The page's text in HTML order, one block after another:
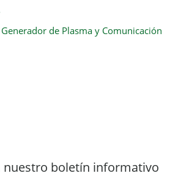
Generador de Plasma y Comunicación
nuestro boletín informativo